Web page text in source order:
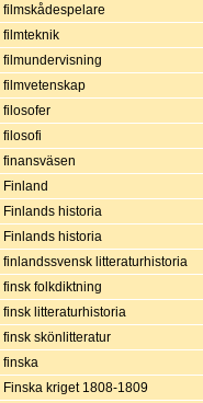
filmskådespelare
filmteknik
filmundervisning
filmvetenskap
filosofer
filosofi
finansväsen
Finland
Finlands historia
Finlands historia
finlandssvensk litteraturhistoria
finsk folkdiktning
finsk litteraturhistoria
finsk skönlitteratur
finska
Finska kriget 1808-1809